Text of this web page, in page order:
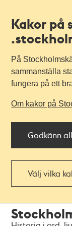
Kakor på
På
sammanställa
fungera på ett
Om kakor på
Godkänn
Välj vilka
navigationen
huvudinnehållet